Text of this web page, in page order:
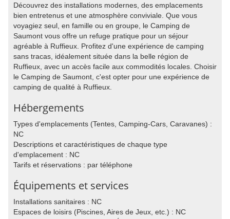
Découvrez des installations modernes, des emplacements
bien entretenus et une atmosphère conviviale. Que vous
voyagiez seul, en famille ou en groupe, le Camping de
Saumont vous offre un refuge pratique pour un séjour
agréable à Ruffieux. Profitez d'une expérience de camping
sans tracas, idéalement située dans la belle région de
Ruffieux, avec un accès facile aux commodités locales. Choisir
le Camping de Saumont, c'est opter pour une expérience de
camping de qualité à Ruffieux.
Hébergements
Types d'emplacements (Tentes, Camping-Cars, Caravanes) :
NC
Descriptions et caractéristiques de chaque type
d'emplacement : NC
Tarifs et réservations : par téléphone
Équipements et services
Installations sanitaires : NC
Espaces de loisirs (Piscines, Aires de Jeux, etc.) : NC